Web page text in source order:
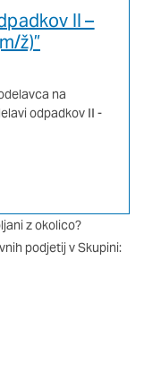
II –
ž)”
na
odpadkov II -
z okolico?
podjetij v Skupini:
ustreznih
in naprave. Če
našega